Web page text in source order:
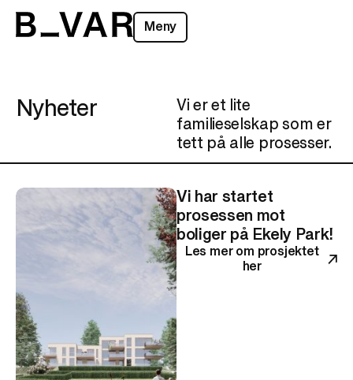
Meny
Nyheter
Vi er et lite
familieselskap som er
tett på alle prosesser.
Vi har startet
prosessen mot
boliger på Ekely Park!
Les mer om prosjektet
her